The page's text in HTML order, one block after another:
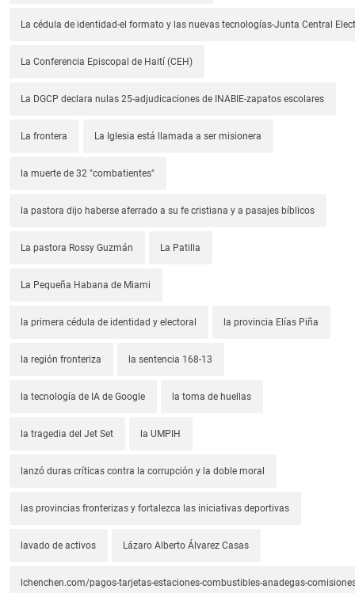
La cédula de identidad-el formato y las nuevas tecnologías-Junta Central
La Conferencia Episcopal de Haití (CEH)
La DGCP declara nulas 25-adjudicaciones de INABIE-zapatos escolares
La frontera La Iglesia está llamada a ser misionera
la muerte de 32 "combatientes"
la pastora dijo haberse aferrado a su fe cristiana y a pasajes bíblicos
La pastora Rossy Guzmán La Patilla
La Pequeña Habana de Miami
la primera cédula de identidad y electoral la provincia Elías Piña
la región fronteriza la sentencia 168-13
la tecnología de IA de Google la toma de huellas
la tragedia del Jet Set la UMPIH
lanzó duras críticas contra la corrupción y la doble moral
las provincias fronterizas y fortalezca las iniciativas deportivas
lavado de activos Lázaro Alberto Álvarez Casas
lchenchen.com/pagos-tarjetas-estaciones-combustibles-anadegas-